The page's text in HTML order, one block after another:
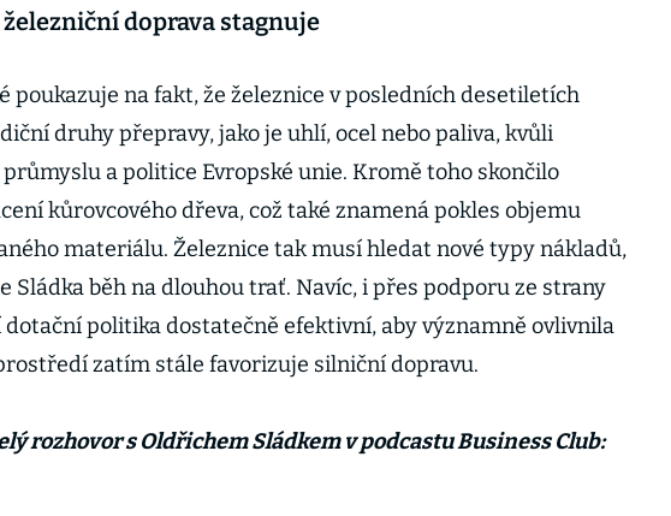
doprava stagnuje
poukazuje na fakt, že železnice v posledních desetiletích
druhy přepravy, jako je uhlí, ocel nebo paliva, kvůli
a politice Evropské unie. Kromě toho skončilo
kůrovcového dřeva, což také znamená pokles objemu
materiálu. Železnice tak musí hledat nové typy nákladů,
Sládka běh na dlouhou trať. Navíc, i přes podporu ze strany
dotační politika dostatečně efektivní, aby významně ovlivnila
zatím stále favorizuje silniční dopravu.
rozhovor s Oldřichem Sládkem v podcastu Business Club: